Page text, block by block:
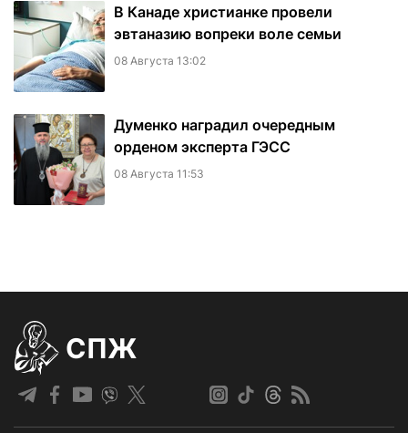
В Канаде христианке провели
эвтаназию вопреки воле семьи
08 Августа 13:02
Думенко наградил очередным
орденом эксперта ГЭСС
08 Августа 11:53
СПЖ